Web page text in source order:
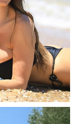
na 16 stran